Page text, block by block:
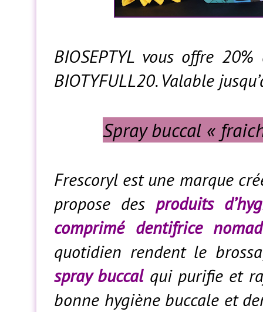
BIOSEPTYL vous offre
BIOTYFULL20. Valable
Spray buccal «
Frescoryl est une marque
propose des produits
comprimé dentifrice
quotidien rendent le
spray buccalqui purifie et
bonne hygiène buccale et